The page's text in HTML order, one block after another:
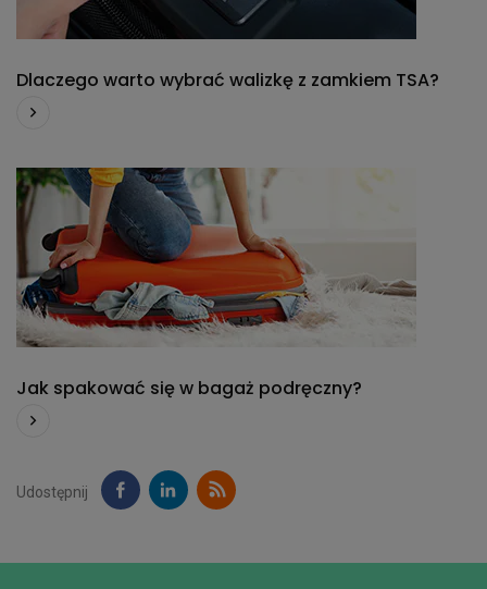
Dlaczego warto wybrać walizkę z zamkiem TSA?
Jak spakować się w bagaż podręczny?
Udostępnij